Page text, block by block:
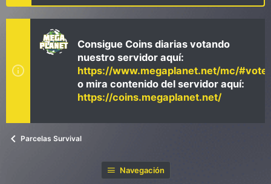
u
z
a
c
ó
n
Consigue Coins diarias votando
nuestro servidor aquí:
https://www.megaplanet.net/mc/#vote
o mira contenido del servidor aquí:
https://coins.megaplanet.net/
Parcelas Survival
Navegación